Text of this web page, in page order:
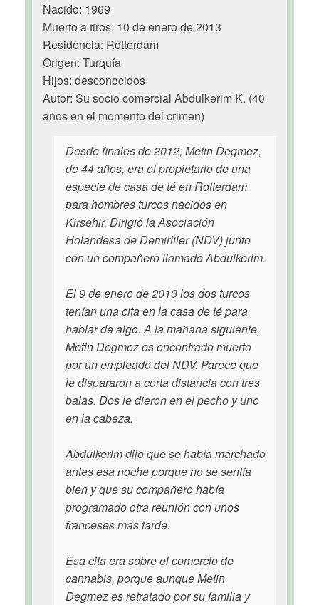
Nacido: 1969
Muerto a tiros: 10 de enero de 2013
Residencia: Rotterdam
Origen: Turquía
Hijos: desconocidos
Autor: Su socio comercial Abdulkerim K. (40
años en el momento del crimen)
Desde finales de 2012, Metin Degmez,
de 44 años, era el propietario de una
especie de casa de té en Rotterdam
para hombres turcos nacidos en
Kirsehir. Dirigió la Asociación
Holandesa de Demirliler (NDV) junto
con un compañero llamado Abdulkerim.
El 9 de enero de 2013 los dos turcos
tenían una cita en la casa de té para
hablar de algo. A la mañana siguiente,
Metin Degmez es encontrado muerto
por un empleado del NDV. Parece que
le dispararon a corta distancia con tres
balas. Dos le dieron en el pecho y uno
en la cabeza.
Abdulkerim dijo que se había marchado
antes esa noche porque no se sentía
bien y que su compañero había
programado otra reunión con unos
franceses más tarde.
Esa cita era sobre el comercio de
cannabis, porque aunque Metin
Degmez es retratado por su familia y